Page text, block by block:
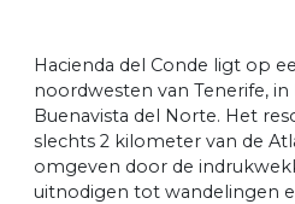
Hacienda del Conde ligt op
noordwesten van Tenerife,
Buenavista del Norte. Het
slechts 2 kilometer van de
omgeven door de
uitnodigen tot wandelingen